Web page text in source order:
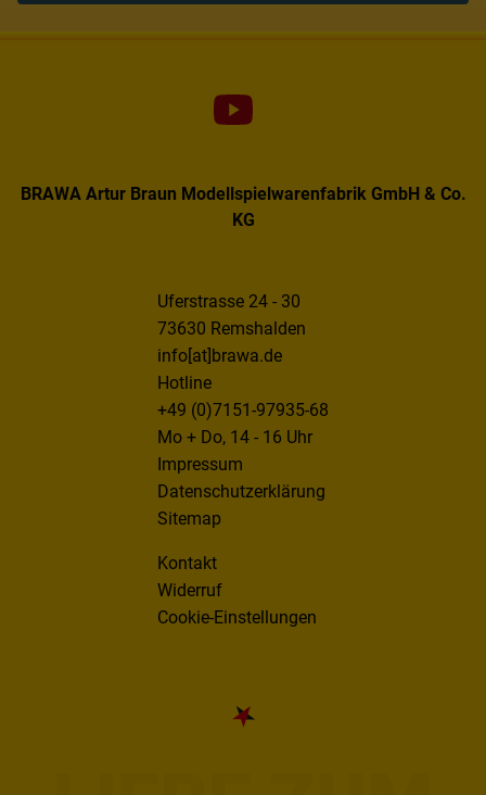
BRAWA Artur Braun Modellspielwarenfabrik GmbH & Co.
KG
Uferstrasse 24 - 30
73630 Remshalden
info[at]brawa.de
Hotline
+49 (0)7151-97935-68
Mo + Do, 14 - 16 Uhr
Impressum
Datenschutzerklärung
Sitemap
Kontakt
Widerruf
Cookie-Einstellungen